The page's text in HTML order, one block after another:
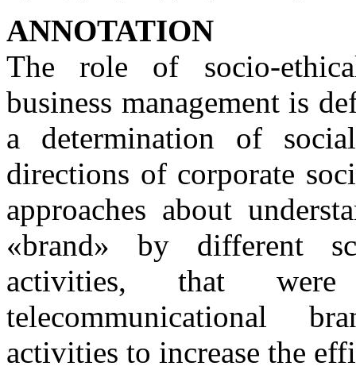
АNNOTATION
The role of socio-
business management is
a determination of
directions of corporate
approaches about
«brand» by different
activities, that
telecommunicational
activities to increase the